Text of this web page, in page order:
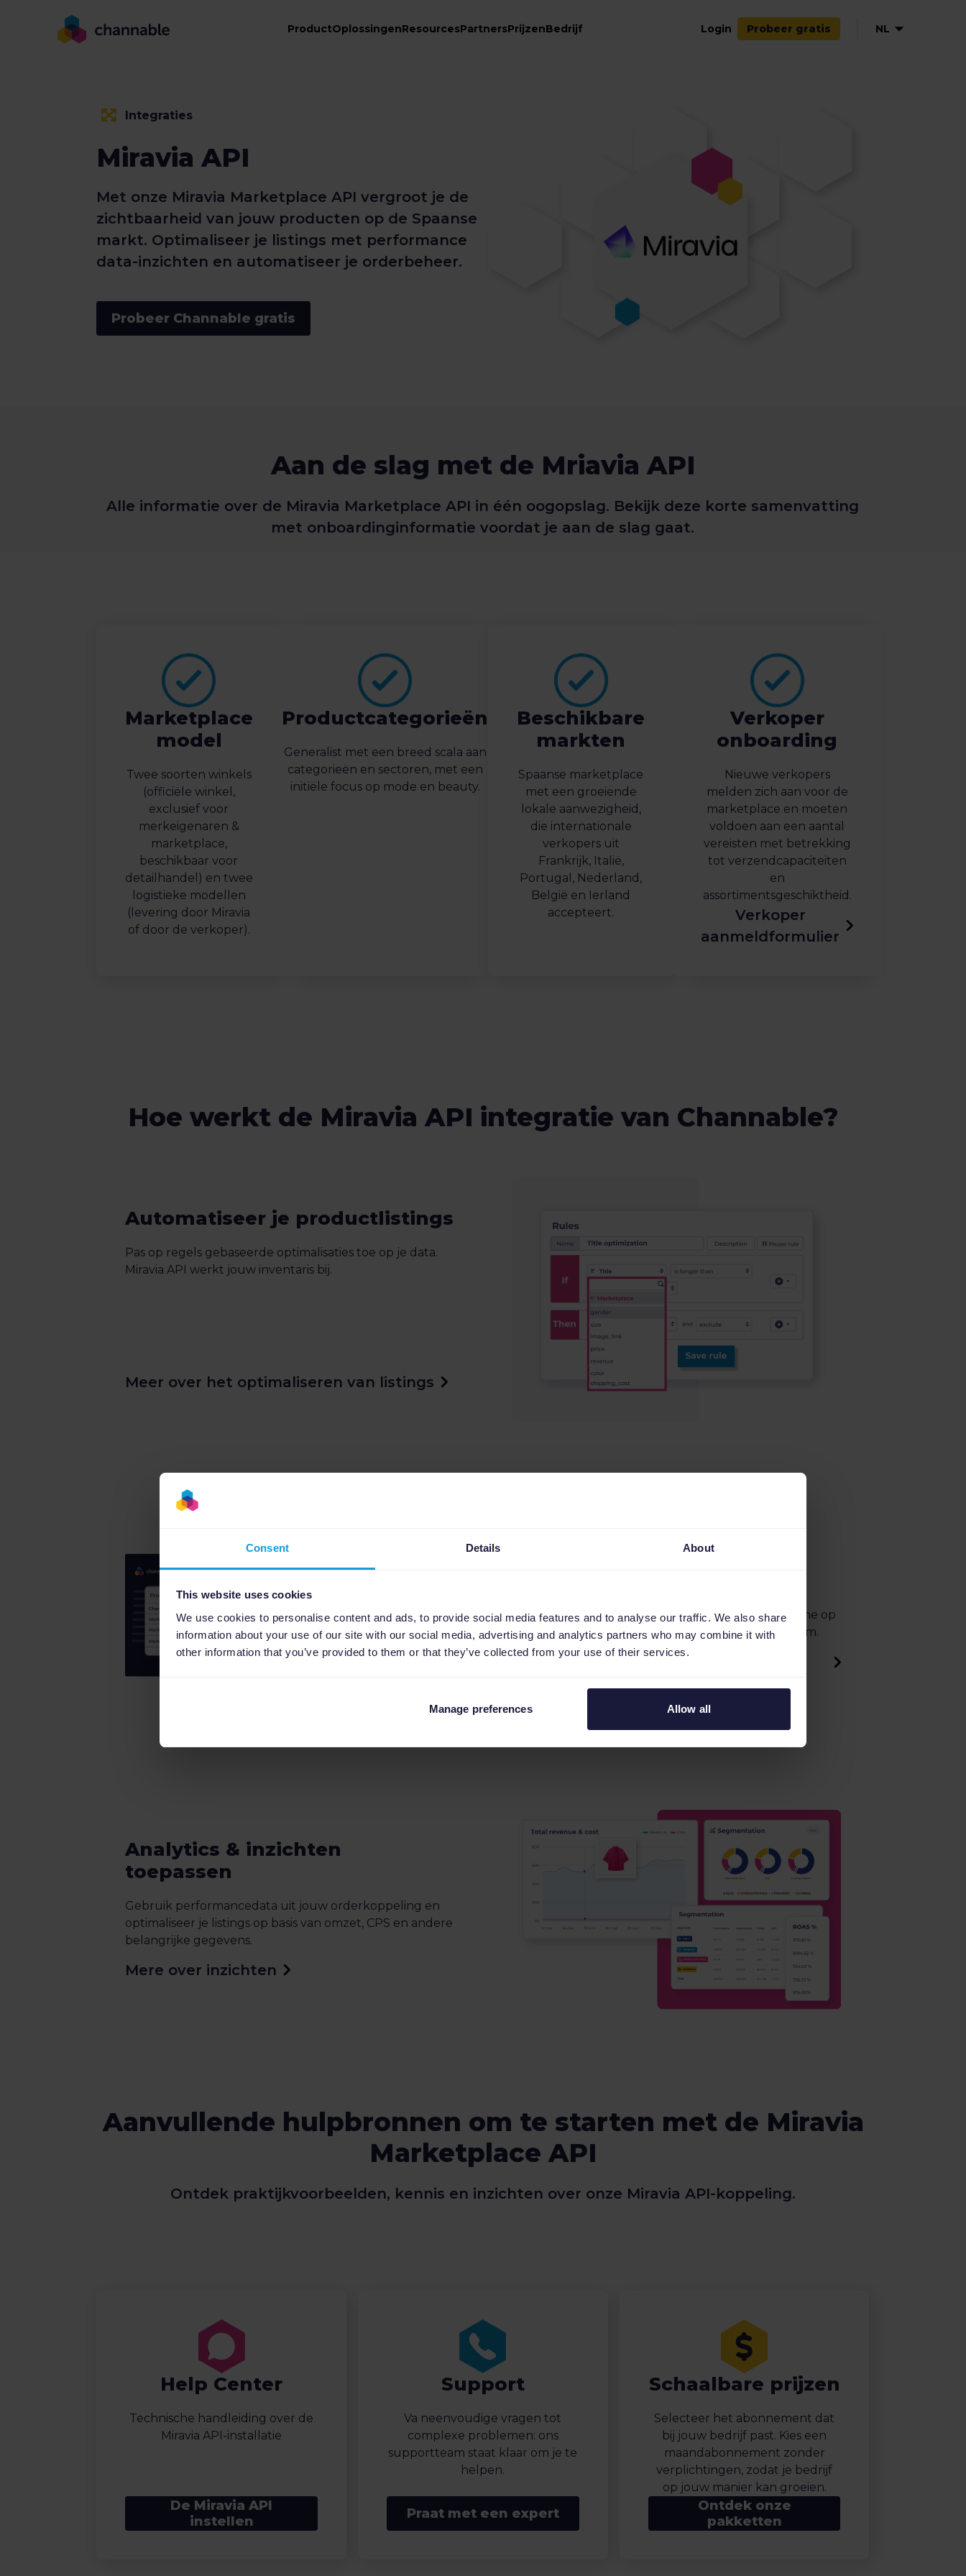
Consent Details About
This website uses cookies
We use cookies to personalise content and ads, to provide social media features and to analyse our traffic. We also share
information about your use of our site with our social media, advertising and analytics partners who may combine it with
other information that you’ve provided to them or that they’ve collected from your use of their services.
Manage preferences Allow all
ProductOplossingenResourcesPartnersPrijzenBedrijf Login Probeer gratis NL
Integraties
Miravia API
Met onze Miravia Marketplace API vergroot je de
zichtbaarheid van jouw producten op de Spaanse
markt. Optimaliseer je listings met performance
data-inzichten en automatiseer je orderbeheer.
Probeer Channable gratis
Aan de slag met de Mriavia API
Alle informatie over de Miravia Marketplace API in één oogopslag. Bekijk deze korte samenvatting
met onboardinginformatie voordat je aan de slag gaat.
Marketplace
model
Twee soorten winkels
(officiële winkel,
exclusief voor
merkeigenaren &
marketplace,
beschikbaar voor
detailhandel) en twee
logistieke modellen
(levering door Miravia
of door de verkoper).
Productcategorieën
Generalist met een breed scala aan
categorieën en sectoren, met een
initiële focus op mode en beauty.
Beschikbare
markten
Spaanse marketplace
met een groeiende
lokale aanwezigheid,
die internationale
verkopers uit
Frankrijk, Italië,
Portugal, Nederland,
België en Ierland
accepteert.
Verkoper
onboarding
Nieuwe verkopers
melden zich aan voor de
marketplace en moeten
voldoen aan een aantal
vereisten met betrekking
tot verzendcapaciteiten
en
assortimentsgeschiktheid.
Verkoper
aanmeldformulier
Hoe werkt de Miravia API integratie van Channable?
Automatiseer je productlistings
Pas op regels gebaseerde optimalisaties toe op je data.
Miravia API werkt jouw inventaris bij.
Meer over het optimaliseren van listings
Ordermanagement
Haal de bestellingen van de marketplace in real-time op
en beheer ze centraal via jouw e-commerceplatform.
Meer over marketplace
Analytics & inzichten
toepassen
Gebruik performancedata uit jouw orderkoppeling en
optimaliseer je listings op basis van omzet, CPS en andere
belangrijke gegevens.
Mere over inzichten
Aanvullende hulpbronnen om te starten met de Miravia
Marketplace API
Ontdek praktijkvoorbeelden, kennis en inzichten over onze Miravia API-koppeling.
Help Center
Technische handleiding over de
Miravia API-installatie
De Miravia API
instellen
Support
Va neenvoudige vragen tot
complexe problemen: ons
supportteam staat klaar om je te
helpen.
Praat met een expert
Schaalbare prijzen
Selecteer het abonnement dat
bij jouw bedrijf past. Kies een
maandabonnement zonder
verplichtingen, zodat je bedrijf
op jouw manier kan groeien.
Ontdek onze
pakketten